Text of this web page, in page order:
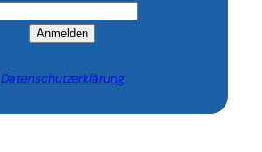
Anmelden
Datenschutzerklärung